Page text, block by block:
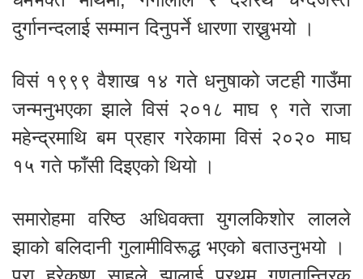
दुर्गानन्दलाई सम्मान दिनुपर्ने धारणा राख्नुभयो ।
विसं १९९९ वैशाख १४ गते धनुषाको जटही गाउँमा
जन्मनुभएका झाले विसं २०१८ माघ ९ गते राजा
महेन्द्रमाथि बम प्रहार गरेकामा विसं २०२० माघ
१५ गते फाँसी दिइएको थियो ।
समारोहमा वरिष्ठ अधिवक्ता युगलकिशोर लालले
झाको बलिदानी गुलामीविरूद्ध भएको बताउनुभयो ।